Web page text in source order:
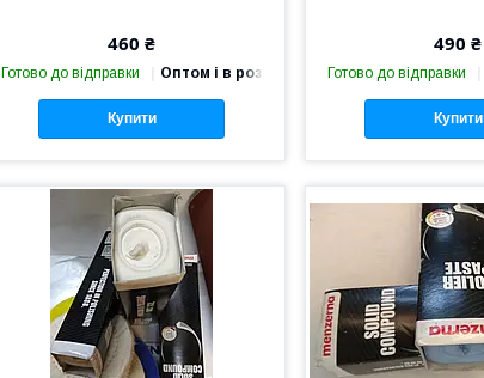
460 ₴
Готово до відправки Оптом і в роздріб
Купити
490 ₴
Готово до відправки
Купити